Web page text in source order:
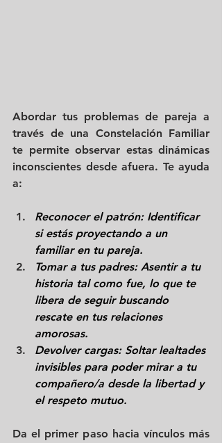
Abordar tus problemas de pareja a
través de una Constelación Familiar
te permite observar estas dinámicas
inconscientes desde afuera. Te ayuda
a:
Reconocer el patrón: Identificar
si estás proyectando a un
familiar en tu pareja.
Tomar a tus padres: Asentir a tu
historia tal como fue, lo que te
libera de seguir buscando
rescate en tus relaciones
amorosas.
Devolver cargas: Soltar lealtades
invisibles para poder mirar a tu
compañero/a desde la libertad y
el respeto mutuo.
Da el primer paso hacia vínculos más